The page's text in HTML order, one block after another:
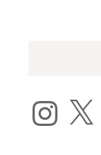
Instagram